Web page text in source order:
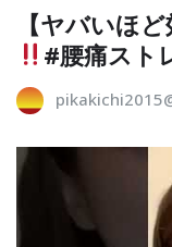
【ヤバいほ
#腰痛スト